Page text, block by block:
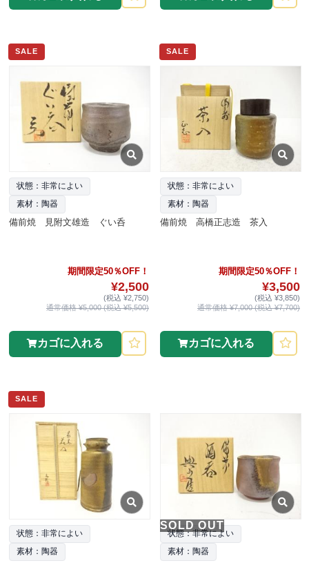
SALE
状態：非常によい
素材：陶器
備前焼 見附文雄造 ぐい呑
期間限定50％OFF！
¥2,500
(税込 ¥2,750)
通常価格 ¥5,000 (税込 ¥5,500)
カゴに入れる
SALE
状態：非常によい
素材：陶器
備前焼 高橋正志造 茶入
期間限定50％OFF！
¥3,500
(税込 ¥3,850)
通常価格 ¥7,000 (税込 ¥7,700)
カゴに入れる
SALE
状態：非常によい
素材：陶器
SOLD OUT
状態：非常によい
素材：陶器